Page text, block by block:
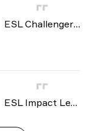
ESL Challenger League: North America Cup #4 season 50 2025
ESL Impact League: North American Division season 8 2025